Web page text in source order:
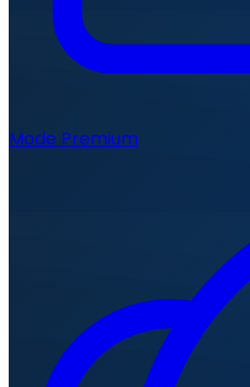
Mode Premium